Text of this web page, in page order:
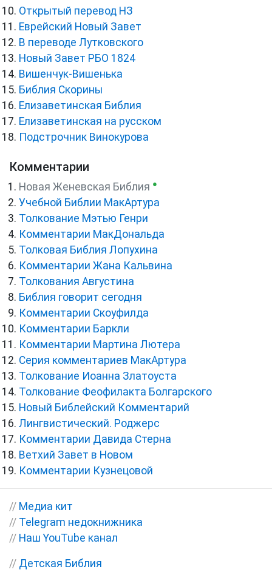
Открытый перевод НЗ
Еврейский Новый Завет
В переводе Лутковского
Новый Завет РБО 1824
Вишенчук-Вишенька
Библия Скорины
Елизаветинская Библия
Елизаветинская на русском
Подстрочник Винокурова
Комментарии
Новая Женевская Библия ●
Учебной Библии МакАртура
Толкование Мэтью Генри
Комментарии МакДональда
Толковая Библия Лопухина
Комментарии Жана Кальвина
Толкования Августина
Библия говорит сегодня
Комментарии Скоуфилда
Комментарии Баркли
Комментарии Мартина Лютера
Серия комментариев МакАртура
Толкование Иоанна Златоуста
Толкование Феофилакта Болгарского
Новый Библейский Комментарий
Лингвистический. Роджерс
Комментарии Давида Стерна
Ветхий Завет в Новом
Комментарии Кузнецовой
// Медиа кит
// Telegram недокнижника
// Наш YouTube канал
// Детская Библия